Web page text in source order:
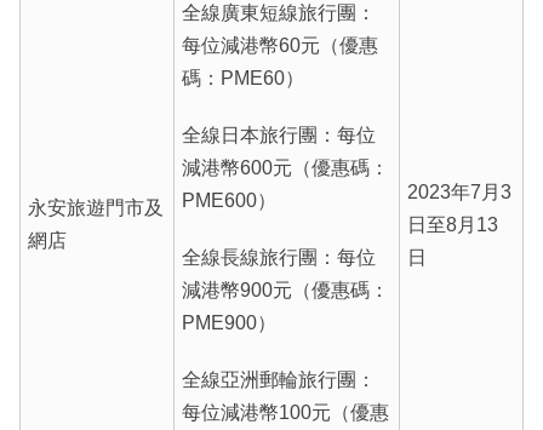
永安旅遊門市及
網店
全線廣東短線旅行團：
每位減港幣60元（優惠
碼：PME60）
全線日本旅行團：每位
減港幣600元（優惠碼：
PME600）
全線長線旅行團：每位
減港幣900元（優惠碼：
PME900）
全線亞洲郵輪旅行團：
每位減港幣100元（優惠
2023年7月3
日至8月13
日